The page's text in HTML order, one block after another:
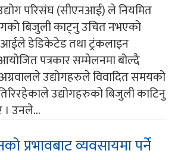
परिसंघ (सीएनआई) ले नियमित
बिजुली काट्नु उचित नभएको
डेडिकेटेड तथा ट्रंकलाइन
पत्रकार सम्मेलनमा बोल्दै
उद्योगहरुले विवादित समयको
उद्योगहरुको बिजुली काटिनु
उनले...
प्रभावबाट व्यवसायमा पर्ने